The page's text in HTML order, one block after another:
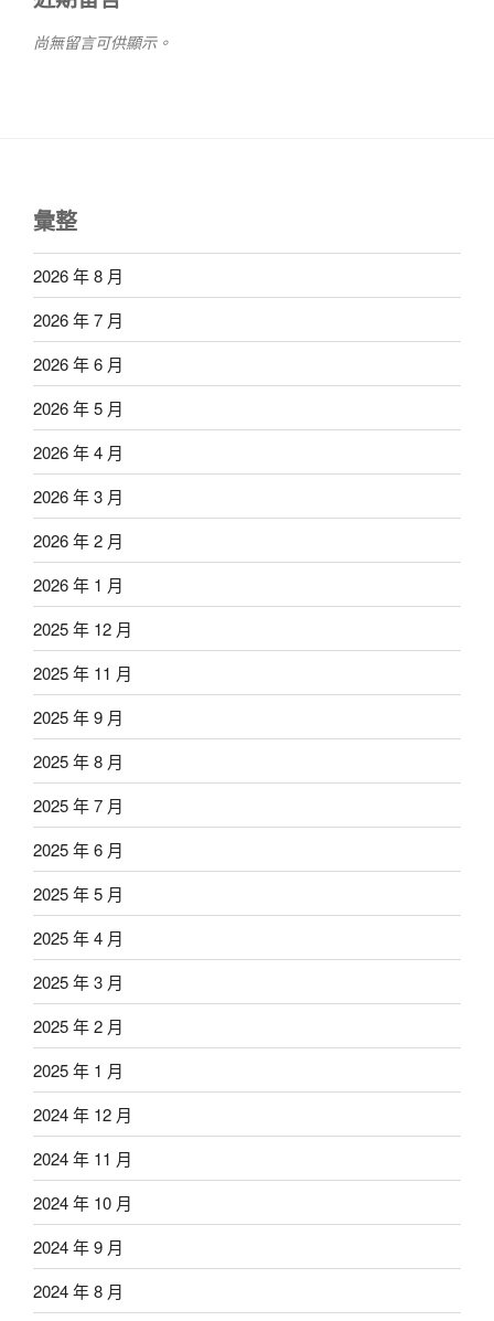
尚無留言可供顯示。
彙整
2026 年 8 月
2026 年 7 月
2026 年 6 月
2026 年 5 月
2026 年 4 月
2026 年 3 月
2026 年 2 月
2026 年 1 月
2025 年 12 月
2025 年 11 月
2025 年 9 月
2025 年 8 月
2025 年 7 月
2025 年 6 月
2025 年 5 月
2025 年 4 月
2025 年 3 月
2025 年 2 月
2025 年 1 月
2024 年 12 月
2024 年 11 月
2024 年 10 月
2024 年 9 月
2024 年 8 月